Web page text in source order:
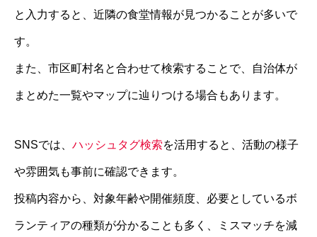
と入力すると、近隣の食堂情報が見つかることが多いで
す。
また、市区町村名と合わせて検索することで、自治体が
まとめた一覧やマップに辿りつける場合もあります。
SNSでは、 ハッシュタグ検索を活用すると、活動の様子
や雰囲気も事前に確認できます。
投稿内容から、対象年齢や開催頻度、必要としているボ
ランティアの種類が分かることも多く、ミスマッチを減